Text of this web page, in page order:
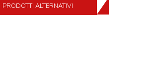
PRODOTTI ALTERNATIVI